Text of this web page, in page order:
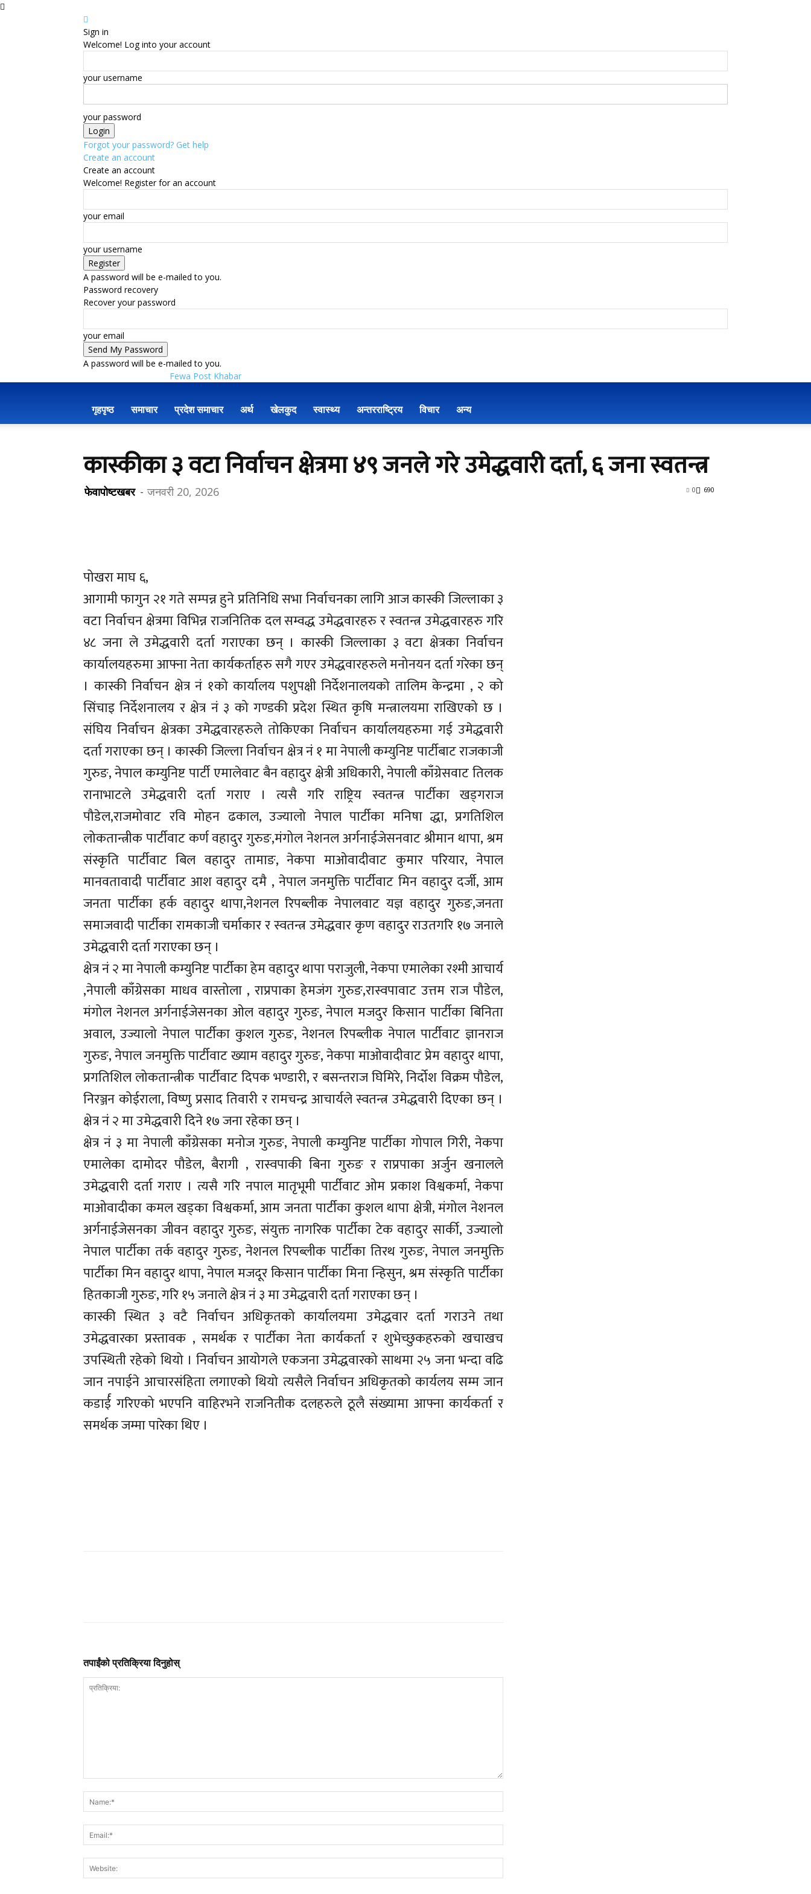
Sign in
Welcome! Log into your account
your username
your password
Forgot your password? Get help
Create an account
Create an account
Welcome! Register for an account
your email
your username
A password will be e-mailed to you.
Password recovery
Recover your password
your email
A password will be e-mailed to you.
Fewa Post Khabar
गृहपृष्ठ समाचार प्रदेश समाचार अर्थ खेलकुद स्वास्थ्य अन्तरराष्ट्रिय विचार अन्य
कास्कीका ३ वटा निर्वाचन क्षेत्रमा ४९ जनले गरे उमेद्धवारी दर्ता, ६ जना स्वतन्त्र
फेवापोष्टखबर - जनवरी 20, 2026 690
0
पोखरा माघ ६,
आगामी फागुन २१ गते सम्पन्न हुने प्रतिनिधि सभा निर्वाचनका लागि आज कास्की जिल्लाका ३
वटा निर्वाचन क्षेत्रमा विभिन्न राजनितिक दल सम्वद्ध उमेद्धवारहरु र स्वतन्त्र उमेद्धवारहरु गरि
४८ जना ले उमेद्धवारी दर्ता गराएका छन् । कास्की जिल्लाका ३ वटा क्षेत्रका निर्वाचन
कार्यालयहरुमा आफ्ना नेता कार्यकर्ताहरु सगै गएर उमेद्धवारहरुले मनोनयन दर्ता गरेका छन्
। कास्की निर्वाचन क्षेत्र नं १को कार्यालय पशुपक्षी निर्देशनालयको तालिम केन्द्रमा , २ को
सिंचाइ निर्देशनालय र क्षेत्र नं ३ को गण्डकी प्रदेश स्थित कृषि मन्त्रालयमा राखिएको छ ।
संघिय निर्वाचन क्षेत्रका उमेद्धवारहरुले तोकिएका निर्वाचन कार्यालयहरुमा गई उमेद्धवारी
दर्ता गराएका छन् । कास्की जिल्ला निर्वाचन क्षेत्र नं १ मा नेपाली कम्युनिष्ट पार्टीबाट राजकाजी
गुरुङ, नेपाल कम्युनिष्ट पार्टी एमालेवाट बैन वहादुर क्षेत्री अधिकारी, नेपाली काँग्रेसवाट तिलक
रानाभाटले उमेद्धवारी दर्ता गराए । त्यसै गरि राष्ट्रिय स्वतन्त्र पार्टीका खड्गराज
पौडेल,राजमोवाट रवि मोहन ढकाल, उज्यालो नेपाल पार्टीका मनिषा द्धा, प्रगतिशिल
लोकतान्त्रीक पार्टीवाट कर्ण वहादुर गुरुङ,मंगोल नेशनल अर्गनाईजेसनवाट श्रीमान थापा, श्रम
संस्कृति पार्टीवाट बिल वहादुर तामाङ, नेकपा माओवादीवाट कुमार परियार, नेपाल
मानवतावादी पार्टीवाट आश वहादुर दमै , नेपाल जनमुक्ति पार्टीवाट मिन वहादुर दर्जी, आम
जनता पार्टीका हर्क वहादुर थापा,नेशनल रिपब्लीक नेपालवाट यज्ञ वहादुर गुरुङ,जनता
समाजवादी पार्टीका रामकाजी चर्माकार र स्वतन्त्र उमेद्धवार कृण वहादुर राउतगरि १७ जनाले
उमेद्धवारी दर्ता गराएका छन् ।
क्षेत्र नं २ मा नेपाली कम्युनिष्ट पार्टीका हेम वहादुर थापा पराजुली, नेकपा एमालेका रश्मी आचार्य
,नेपाली काँग्रेसका माधव वास्तोला , राप्रपाका हेमजंग गुरुङ,रास्वपावाट उत्तम राज पौडेल,
मंगोल नेशनल अर्गनाईजेसनका ओल वहादुर गुरुङ, नेपाल मजदुर किसान पार्टीका बिनिता
अवाल, उज्यालो नेपाल पार्टीका कुशल गुरुङ, नेशनल रिपब्लीक नेपाल पार्टीवाट ज्ञानराज
गुरुङ, नेपाल जनमुक्ति पार्टीवाट ख्याम वहादुर गुरुङ, नेकपा माओवादीवाट प्रेम वहादुर थापा,
प्रगतिशिल लोकतान्त्रीक पार्टीवाट दिपक भण्डारी, र बसन्तराज घिमिरे, निर्दोश विक्रम पौडेल,
निरञ्जन कोईराला, विष्णु प्रसाद तिवारी र रामचन्द्र आचार्यले स्वतन्त्र उमेद्धवारी दिएका छन् ।
क्षेत्र नं २ मा उमेद्धवारी दिने १७ जना रहेका छन् ।
क्षेत्र नं ३ मा नेपाली काँग्रेसका मनोज गुरुङ, नेपाली कम्युनिष्ट पार्टीका गोपाल गिरी, नेकपा
एमालेका दामोदर पौडेल, बैरागी , रास्वपाकी बिना गुरुङ र राप्रपाका अर्जुन खनालले
उमेद्धवारी दर्ता गराए । त्यसै गरि नपाल मातृभूमी पार्टीवाट ओम प्रकाश विश्वकर्मा, नेकपा
माओवादीका कमल खड्का विश्वकर्मा, आम जनता पार्टीका कुशल थापा क्षेत्री, मंगोल नेशनल
अर्गनाईजेसनका जीवन वहादुर गुरुङ, संयुक्त नागरिक पार्टीका टेक वहादुर सार्की, उज्यालो
नेपाल पार्टीका तर्क वहादुर गुरुङ, नेशनल रिपब्लीक पार्टीका तिरथ गुरुङ, नेपाल जनमुक्ति
पार्टीका मिन वहादुर थापा, नेपाल मजदूर किसान पार्टीका मिना न्हिसुन, श्रम संस्कृति पार्टीका
हितकाजी गुरुङ, गरि १५ जनाले क्षेत्र नं ३ मा उमेद्धवारी दर्ता गराएका छन् ।
कास्की स्थित ३ वटै निर्वाचन अधिकृतको कार्यालयमा उमेद्धवार दर्ता गराउने तथा
उमेद्धवारका प्रस्तावक , समर्थक र पार्टीका नेता कार्यकर्ता र शुभेच्छुकहरुको खचाखच
उपस्थिती रहेको थियो । निर्वाचन आयोगले एकजना उमेद्धवारको साथमा २५ जना भन्दा वढि
जान नपाईने आचारसंहिता लगाएको थियो त्यसैले निर्वाचन अधिकृतको कार्यलय सम्म जान
कडार्ई गरिएको भएपनि वाहिरभने राजनितीक दलहरुले ठूलै संख्यामा आफ्ना कार्यकर्ता र
समर्थक जम्मा पारेका थिए ।
तपाईंको प्रतिक्रिया दिनुहोस्